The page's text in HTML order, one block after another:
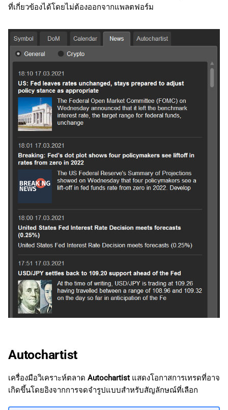
ที่เกี่ยวข้องได้โดยไม่ต้องออกจากแพลตฟอร์ม
Autochartist
เครื่องมือวิเคราะห์ตลาด Autochartist แสดงโอกาสการเทรดที่อาจ
เกิดขึ้นโดยอิงจากการจดจำรูปแบบสำหรับสัญลักษณ์ที่เลือก